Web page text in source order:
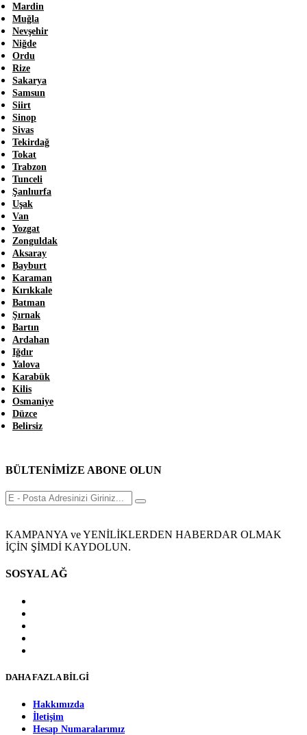
Mardin
Muğla
Nevşehir
Niğde
Ordu
Rize
Sakarya
Samsun
Siirt
Sinop
Sivas
Tekirdağ
Tokat
Trabzon
Tunceli
Şanlıurfa
Uşak
Van
Yozgat
Zonguldak
Aksaray
Bayburt
Karaman
Kırıkkale
Batman
Şırnak
Bartın
Ardahan
Iğdır
Yalova
Karabük
Kilis
Osmaniye
Düzce
Belirsiz
BÜLTENİMİZE ABONE OLUN
KAMPANYA ve YENİLİKLERDEN HABERDAR OLMAK
İÇİN ŞİMDİ KAYDOLUN.
SOSYAL AĞ
DAHA FAZLA BİLGİ
Hakkımızda
İletişim
Hesap Numaralarımız